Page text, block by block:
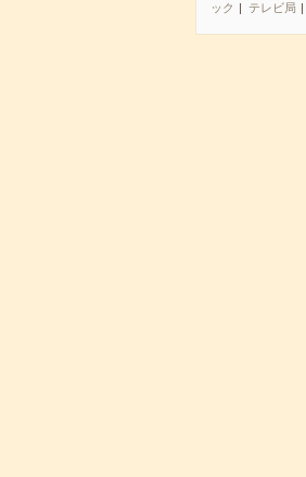
ック
テレビ局